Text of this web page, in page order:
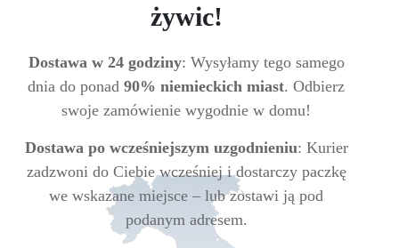
żywic!
Dostawa w 24 godziny: Wysyłamy tego samego
dnia do ponad 90% niemieckich miast. Odbierz
swoje zamówienie wygodnie w domu!
Dostawa po wcześniejszym uzgodnieniu: Kurier
zadzwoni do Ciebie wcześniej i dostarczy paczkę
we wskazane miejsce – lub zostawi ją pod
podanym adresem.